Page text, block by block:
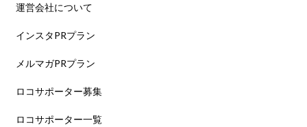
運営会社について
インスタPRプラン
メルマガPRプラン
ロコサポーター募集
ロコサポーター一覧